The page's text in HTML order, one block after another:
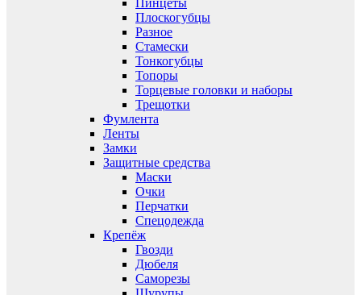
Пинцеты
Плоскогубцы
Разное
Стамески
Тонкогубцы
Топоры
Торцевые головки и наборы
Трещотки
Фумлента
Ленты
Замки
Защитные средства
Маски
Очки
Перчатки
Спецодежда
Крепёж
Гвозди
Дюбеля
Саморезы